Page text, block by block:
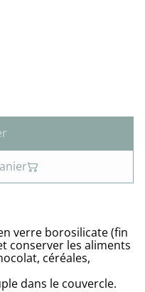
verre borosilicate (fin
conserver les aliments
céréales,
dans le couvercle.